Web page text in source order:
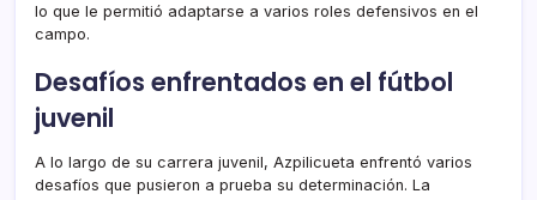
lo que le permitió adaptarse a varios roles defensivos en el
campo.
Desafíos enfrentados en el fútbol
juvenil
A lo largo de su carrera juvenil, Azpilicueta enfrentó varios
desafíos que pusieron a prueba su determinación. La